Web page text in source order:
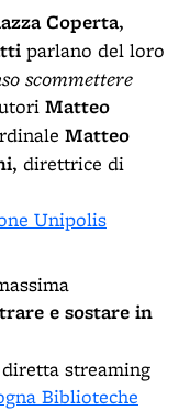
Coperta,
parlano del loro
scommettere
Matteo
Matteo
, direttrice di
Unipolis
e sostare in
streaming
Biblioteche